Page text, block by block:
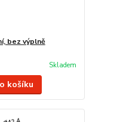
bez výplně
Skladem
košíku